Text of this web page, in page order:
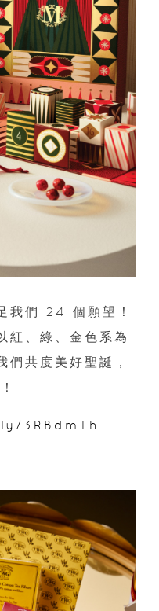
我們 24 個願望！
紅、綠、金色系為
們共度美好聖誕，
3RBdmTh